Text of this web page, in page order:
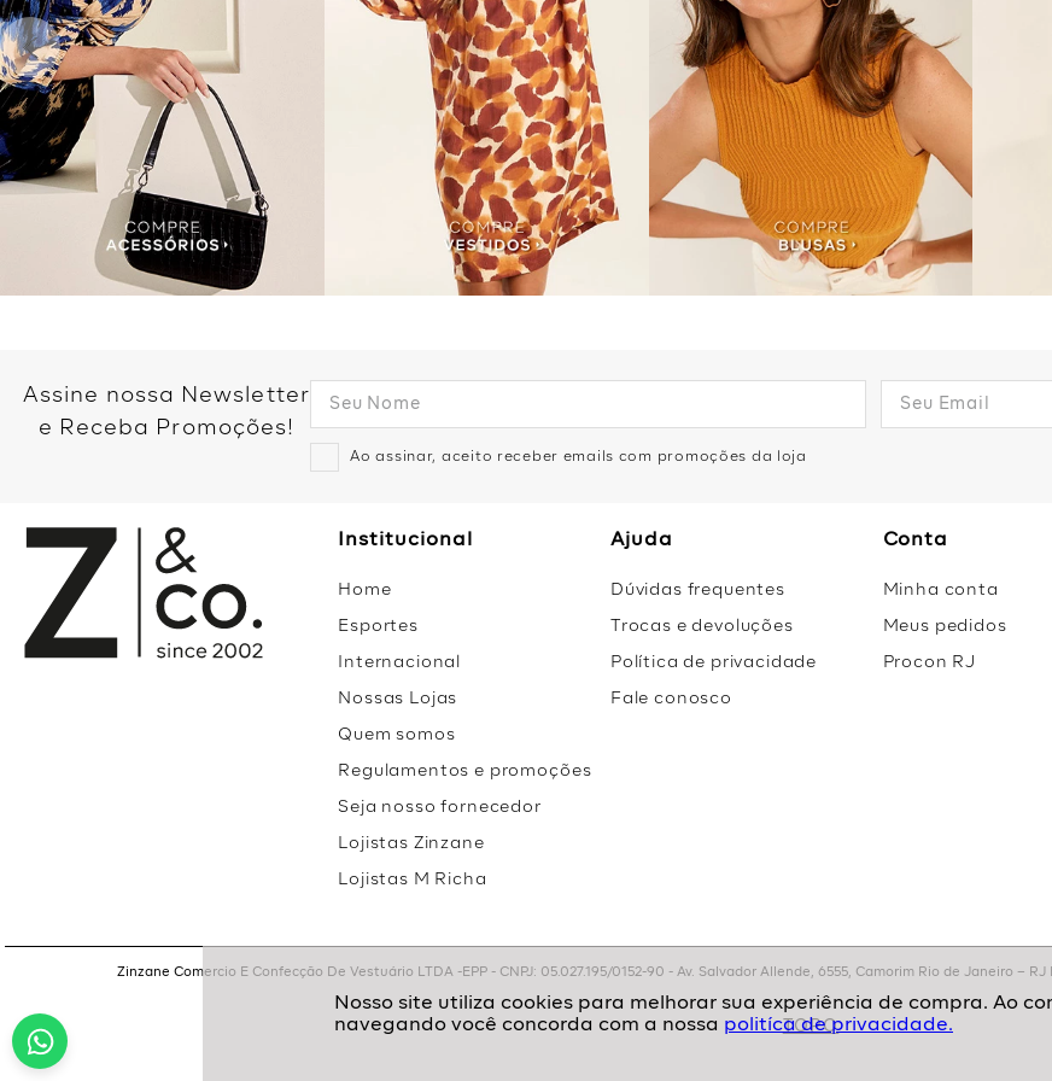
politíca de privacidade.
Assine nossa Newsletter
e Receba Promoções!
Ao assinar, aceito receber emails com promoções da loja
Institucional
Home
Esportes
Internacional
Nossas Lojas
Quem somos
Regulamentos e promoções
Seja nosso fornecedor
Lojistas Zinzane
Lojistas M Richa
Ajuda
Dúvidas frequentes
Trocas e devoluções
Política de privacidade
Fale conosco
Conta
Minha conta
Meus pedidos
Procon RJ
Zinzane Comercio E Confecção De Vestuário LTDA -EPP - CNPJ: 05.027.195/0152-90 - Av. Salvador Allende, 6555, Camorim Rio de Janeiro –
TOPO